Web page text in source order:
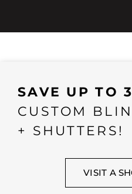
SAVE UP TO
CUSTOM
+ SHUTTERS!
VISIT A